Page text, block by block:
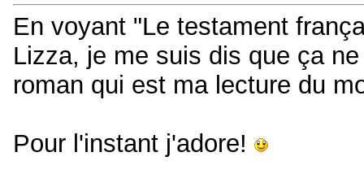
En voyant "Le testament
Lizza, je me suis dis que ça
roman qui est ma lecture du
Pour l'instant j'adore!